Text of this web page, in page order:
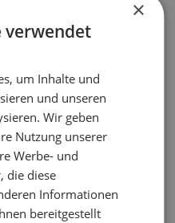
×
verwendet
um Inhalte und
und unseren
Wir geben
Nutzung unserer
Werbe- und
die diese
Informationen
bereitgestellt